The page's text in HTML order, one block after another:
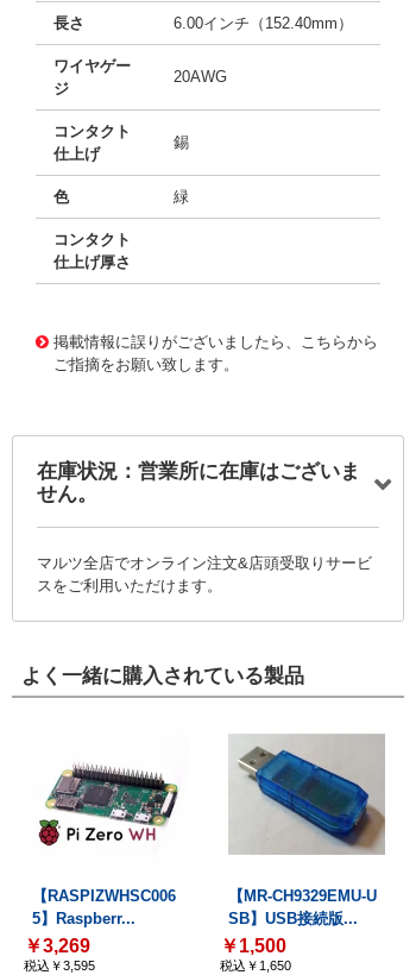
長さ 6.00インチ（152.40mm）
ワイヤゲー
ジ
20AWG
コンタクト
仕上げ
錫
色 緑
コンタクト
仕上げ厚さ
掲載情報に誤りがございましたら、こちらから
ご指摘をお願い致します。
在庫状況：営業所に在庫はございま
せん。
マルツ全店でオンライン注文&店頭受取りサービ
スをご利用いただけます。
よく一緒に購入されている製品
【RASPIZWHSC006
5】Raspberr...
￥3,269
税込￥3,595
【MR-CH9329EMU-U
SB】USB接続版...
￥1,500
税込￥1,650